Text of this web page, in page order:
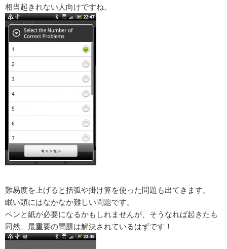
相当起きれない人向けですね。
難易度を上げると括弧や掛け算を使った問題も出てきます。
眠い頭にはなかなか難しい問題です。
ペンと紙が必要になるかもしれませんが、そうなれば起きたも
同然、最重要の問題は解決されているはずです！